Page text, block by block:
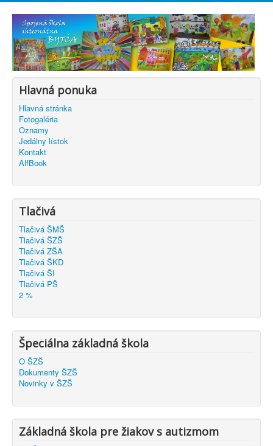
Hlavná ponuka
Hlavná stránka
Fotogaléria
Oznamy
Jedálny lístok
Kontakt
AlfBook
Tlačivá
Tlačivá ŠMŠ
Tlačivá ŠZŠ
Tlačivá ZŠA
Tlačivá ŠKD
Tlačivá ŠI
Tlačivá PŠ
2 %
Špeciálna základná škola
O ŠZŠ
Dokumenty ŠZŠ
Novinky v ŠZŠ
Základná škola pre žiakov s autizmom